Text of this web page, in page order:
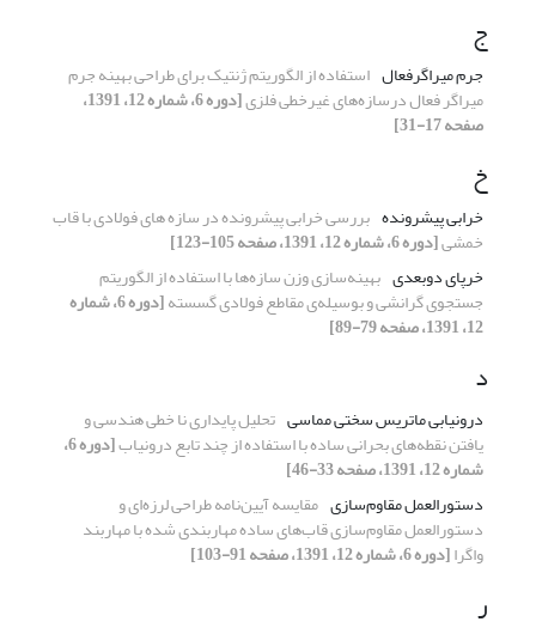
ج
جرم میراگرفعال استفاده از الگوریتم ژنتیک برای طراحی بهینه جرم
میراگر فعال درسازه‌های غیرخطی فلزی [دوره 6، شماره 12، 1391،
صفحه 17-31]
خ
خرابی پیشرونده بررسی خرابی پیشرونده در سازه های فولادی با قاب
خمشی[دوره 6، شماره 12، 1391، صفحه 105-123]
خرپای دوبعدی بهینه‌سازی وزن سازه‌ها با استفاده از الگوریتم
جستجوی گرانشی و بوسیله‌ی مقاطع فولادی گسسته [دوره 6، شماره
12، 1391، صفحه 79-89]
د
درونیابی ماتریس سختی مماسی تحلیل پایداری نا خطی هندسی و
یافتن نقطه‌های بحرانی ساده با استفاده از چند تابع درونیاب [دوره 6،
شماره 12، 1391، صفحه 33-46]
دستورالعمل مقاوم‌سازی مقایسه آیین‌نامه طراحی لرزه‌ای و
دستورالعمل مقاوم‌سازی قاب‌های ساده مهاربندی شده با مهاربند
واگرا[دوره 6، شماره 12، 1391، صفحه 91-103]
ر